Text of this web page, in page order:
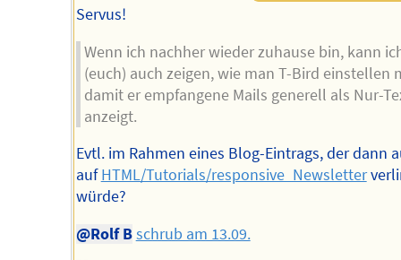
Servus!
Wenn ich nachher wieder zuhause bin, kann
(euch) auch zeigen, wie man T-Bird einstellen
damit er empfangene Mails generell als Nur-
anzeigt.
Evtl. im Rahmen eines Blog-Eintrags, der dann
aufHTML/Tutorials/responsive_Newsletter
würde?
@Rolf Bschrub am 13.09.